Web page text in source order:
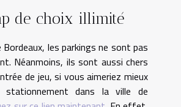
de choix illimité
Bordeaux, les parkings ne sont pas
Néanmoins, ils sont aussi chers
de jeu, si vous aimeriez mieux
dans la ville de